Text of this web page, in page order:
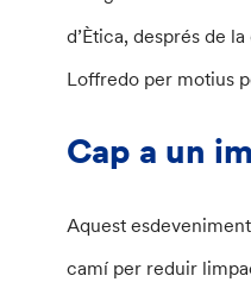
d’Ètica, després de
Loffredo per motius
Cap a un
Aquest
camí per reduir